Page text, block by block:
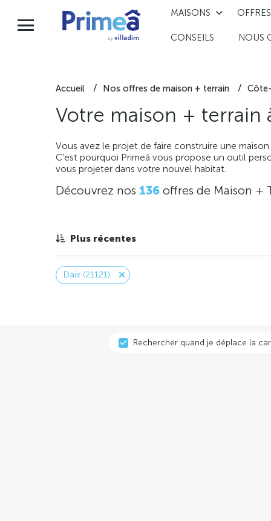
MAISONS OFFRES
CONSEILS NOUS
Accueil Nos offres de maison + terrain
Votre maison + terrain
Vous avez le projet de faire construire une
C'est pourquoi Primeâ vous propose un outil
vous projeter dans votre nouvel habitat.
Découvrez nos 136 offres de Maison +
Plus récentes
Daix (21121)
Rechercher quand je déplace la